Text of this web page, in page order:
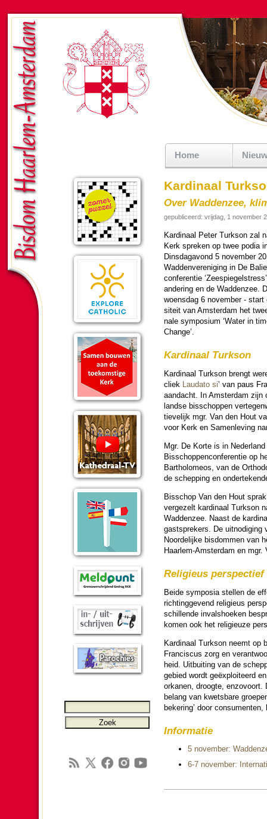
Home
Kardinaal
Over Waddenzee,
gepubliceerd: vrijdag, 1 november
Kar­di­naal Peter Turkson zal
Kerk spreken op twee podia
Dins­dag­avond 5 no­vem­ber
Wadden­ver­eni­ging in De
con­fe­ren­tie
an­de­ring en de Wadden­zee.
woens­dag 6 no­vem­ber -
si­teit van Am­ster­dam het
nale symposium ‘Water in
Change’.
Kar­di­naal Turkson
Kar­di­naal Turkson brengt
cliek Laudato si’ van paus
aan­dacht. In Am­ster­dam zijn
landse bis­schop­pen
tie­ve­lijk mgr. Van den Hout
voor Kerk en Samen­le­ving
Mgr. De Korte is in
Bis­schop­pen­con­fe­ren­tie op
Bartholomeos, van de
de schep­ping en
Bis­schop Van den Hout
vergezelt kar­di­naal Turkson
Wadden­zee. Naast de
gast­spre­kers. De uit­no­di­ging
Noor­de­lijke bis­dom­men van
Haar­lem-Am­ster­dam en
Reli­gi­eus per­spec­tief
Beide symposia stellen de
rich­ting­ge­vend reli­gi­eus
schil­lende invals­hoeken
komen ook het reli­gi­euze
Kar­di­naal Turkson neemt
Fran­cis­cus zorg en
heid. Uitbui­ting van de
ge­bied wordt geëx­ploi­teerd
orkanen, droogte,
belang van kwets­ba­re
beke­ring’ door
In­for­ma­tie
5 no­vem­ber:
6-7 no­vem­ber: